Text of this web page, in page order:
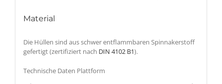
Material
Die Hüllen sind aus schwer entflammbaren Spinnakerstoff
gefertigt (zertifiziert nach DIN 4102 B1).
Technische Daten Plattform